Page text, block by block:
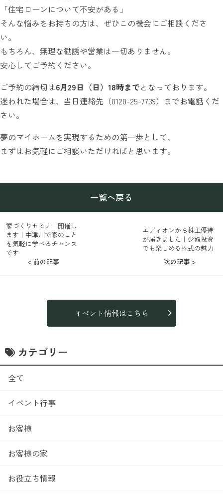
「住宅ローンについて不安がある」
そんな悩みをお持ちの方は、ぜひこの機会にご相談くださ
い。
もちろん、無理な勧誘や営業は一切ありません。
安心してご予約ください。
ご予約の締切は6月29日（日）18時までとなっております。
迷われた場合は、当日連絡先（0120-25-7739）までお電話くだ
さい。
夢のマイホームを実現するための第一歩として、
まずはお気軽にご相談いただければと思います。
< 前の記事
家づくりセミナー開催し
ます｜中津川で家のこと
を気軽に学べるチャンス
です
一覧へ戻る
エディオンから株主優待
が届きました｜少額投資
でも楽しめる株式の魅力
次の記事 >
イベント情報はこちら
カテゴリー
全て
イベント行事
お客様
お客様の家
お役立ち情報